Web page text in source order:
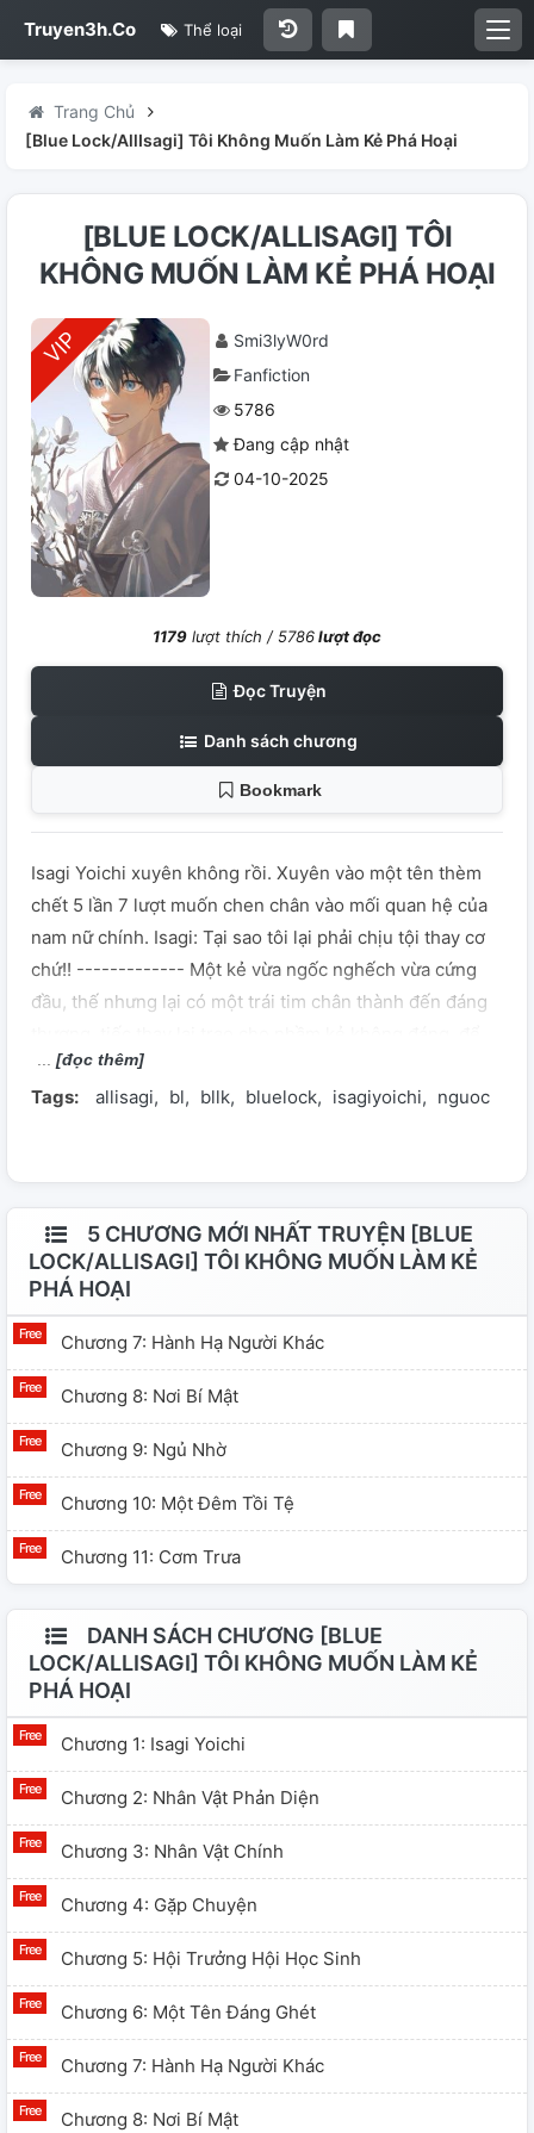
Truyen3h.Co Thể loại
Trang Chủ
[Blue Lock/AllIsagi] Tôi Không Muốn Làm Kẻ Phá Hoại
[BLUE LOCK/ALLISAGI] TÔI
KHÔNG MUỐN LÀM KẺ PHÁ HOẠI
Smi3lyW0rd
Fanfiction
5786
Đang cập nhật
04-10-2025
1179 lượt thích /5786lượt đọc
Đọc Truyện
Danh sách chương
Bookmark
Isagi Yoichi xuyên không rồi. Xuyên vào một tên thèm
chết 5 lần 7 lượt muốn chen chân vào mối quan hệ của
nam nữ chính. Isagi: Tại sao tôi lại phải chịu tội thay cơ
chứ!! ------------- Một kẻ vừa ngốc nghếch vừa cứng
đầu, thế nhưng lại có một trái tim chân thành đến đáng
rồi phải nhận lấy cái kết đau đớn mà đáng lẽ y không
nên phải chịu. Yoichi không đến để trả thù, cậu đến để
[đọc thêm]
Tags: allisagi bl bllk bluelock isagiyoichi nguoc
5 CHƯƠNG MỚI NHẤT TRUYỆN [BLUE
LOCK/ALLISAGI] TÔI KHÔNG MUỐN LÀM KẺ
PHÁ HOẠI
Chương 7: Hành Hạ Người Khác
Chương 8: Nơi Bí Mật
Chương 9: Ngủ Nhờ
Chương 10: Một Đêm Tồi Tệ
Chương 11: Cơm Trưa
DANH SÁCH CHƯƠNG [BLUE
LOCK/ALLISAGI] TÔI KHÔNG MUỐN LÀM KẺ
PHÁ HOẠI
Chương 1: Isagi Yoichi
Chương 2: Nhân Vật Phản Diện
Chương 3: Nhân Vật Chính
Chương 4: Gặp Chuyện
Chương 5: Hội Trưởng Hội Học Sinh
Chương 6: Một Tên Đáng Ghét
Chương 7: Hành Hạ Người Khác
Chương 8: Nơi Bí Mật